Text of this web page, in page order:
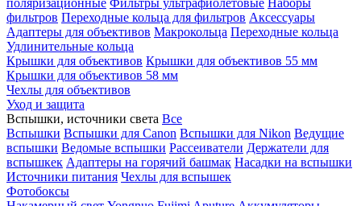
поляризационные Фильтры ультрафиолетовые Наборы
фильтров Переходные кольца для фильтров Аксессуары
Адаптеры для объективов Макрокольца Переходные кольца
Удлинительные кольца
Крышки для объективов Крышки для объективов 55 мм
Крышки для объективов 58 мм
Чехлы для объективов
Уход и защита
Вспышки, источники света Все
Вспышки Вспышки для Canon Вспышки для Nikon Ведущие
вспышки Ведомые вспышки Рассеиватели Держатели для
вспышкек Адаптеры на горячий башмак Насадки на вспышки
Источники питания Чехлы для вспышек
Фотобоксы